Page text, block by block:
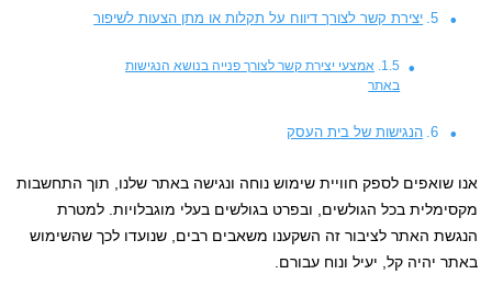
יצירת קשר לצורך דיווח על תקלות או מתן הצעות לשיפור
אמצעי יצירת קשר לצורך פנייה בנושא הנגישות
באתר
הנגישות של בית העסק
אנו שואפים לספק חוויית שימוש נוחה ונגישה באתר שלנו, תוך התחשבות
מקסימלית בכל הגולשים, ובפרט בגולשים בעלי מוגבלויות. למטרת
הנגשת האתר לציבור זה השקענו משאבים רבים, שנועדו לכך שהשימוש
באתר יהיה קל, יעיל ונוח עבורם.